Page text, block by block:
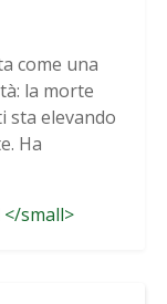
come una
la morte
sta elevando
Ha
small>